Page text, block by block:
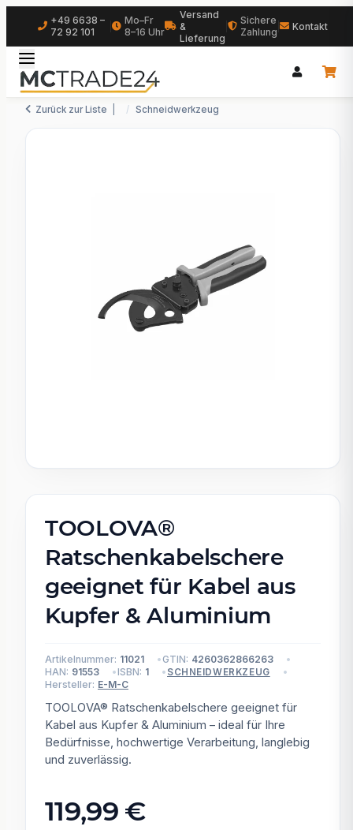
+49 6638 –
72 92 101
Mo–Fr
8–16 Uhr
Versand
&
Lieferung
Sichere
Zahlung
Kontakt
Zurück zur Liste Schneidwerkzeug
TOOLOVA®
Ratschenkabelschere
geeignet für Kabel aus
Kupfer & Aluminium
Artikelnummer: 11021 GTIN: 4260362866263
HAN: 91553 ISBN: 1 SCHNEIDWERKZEUG
Hersteller: E-M-C
TOOLOVA® Ratschenkabelschere geeignet für
Kabel aus Kupfer & Aluminium – ideal für Ihre
Bedürfnisse, hochwertige Verarbeitung, langlebig
und zuverlässig.
119,99 €